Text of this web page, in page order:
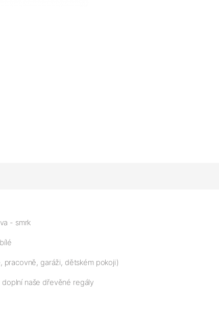
- smrk
pracovně, garáži, dětském pokoji)
naše dřevěné regály